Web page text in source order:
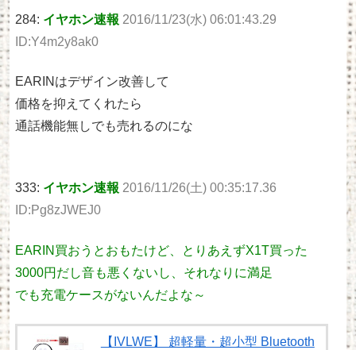
284: イヤホン速報 2016/11/23(水) 06:01:43.29
ID:Y4m2y8ak0
EARINはデザイン改善して
価格を抑えてくれたら
通話機能無しでも売れるのにな
333: イヤホン速報 2016/11/26(土) 00:35:17.36
ID:Pg8zJWEJ0
EARIN買おうとおもたけど、とりあえずX1T買った
3000円だし音も悪くないし、それなりに満足
でも充電ケースがないんだよな～
【IVLWE】 超軽量・超小型 Bluetooth